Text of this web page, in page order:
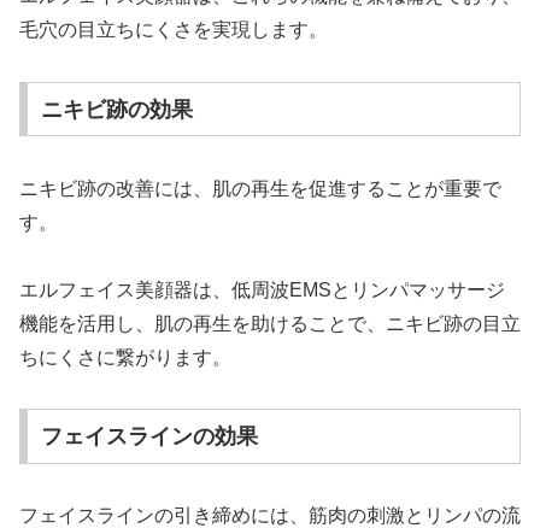
毛穴の目立ちにくさを実現します。
ニキビ跡の効果
ニキビ跡の改善には、肌の再生を促進することが重要で
す。
エルフェイス美顔器は、低周波EMSとリンパマッサージ
機能を活用し、肌の再生を助けることで、ニキビ跡の目立
ちにくさに繋がります。
フェイスラインの効果
フェイスラインの引き締めには、筋肉の刺激とリンパの流